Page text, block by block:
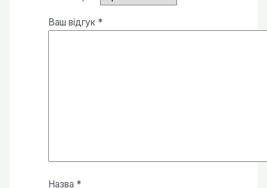
Ваш відгук *
Назва *